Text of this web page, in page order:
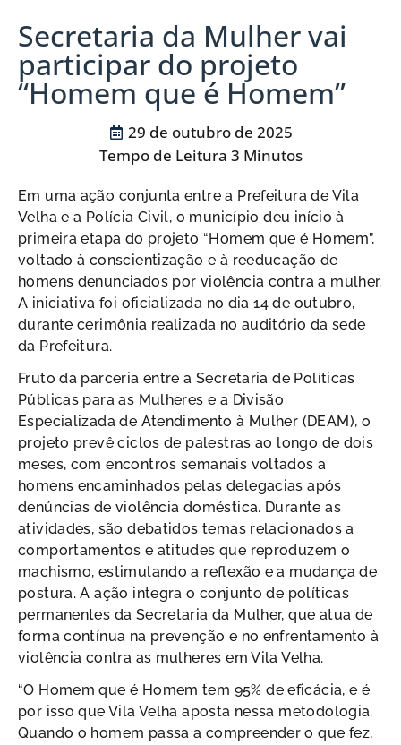
Secretaria da Mulher vai
participar do projeto
“Homem que é Homem”
29 de outubro de 2025
Em uma ação conjunta entre a Prefeitura de Vila
Velha e a Polícia Civil, o município deu início à
primeira etapa do projeto “Homem que é Homem”,
voltado à conscientização e à reeducação de
homens denunciados por violência contra a mulher.
A iniciativa foi oficializada no dia 14 de outubro,
durante cerimônia realizada no auditório da sede
da Prefeitura.
Fruto da parceria entre a Secretaria de Políticas
Públicas para as Mulheres e a Divisão
Especializada de Atendimento à Mulher (DEAM), o
projeto prevê ciclos de palestras ao longo de dois
meses, com encontros semanais voltados a
homens encaminhados pelas delegacias após
denúncias de violência doméstica. Durante as
atividades, são debatidos temas relacionados a
comportamentos e atitudes que reproduzem o
machismo, estimulando a reflexão e a mudança de
postura. A ação integra o conjunto de políticas
permanentes da Secretaria da Mulher, que atua de
forma contínua na prevenção e no enfrentamento à
violência contra as mulheres em Vila Velha.
“O Homem que é Homem tem 95% de eficácia, e é
por isso que Vila Velha aposta nessa metodologia.
Quando o homem passa a compreender o que fez,